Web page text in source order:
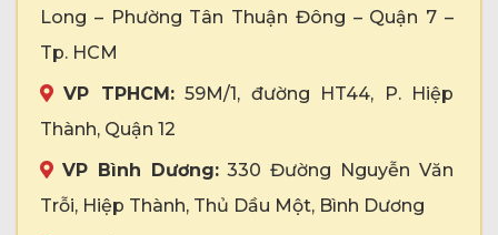
Long – Phường Tân Thuận Đông – Quận 7 –
Tp. HCM
VP TPHCM:59M/1, đường HT44, P. Hiệp
Thành, Quận 12
VP Bình Dương:330 Đường Nguyễn Văn
Trỗi, Hiệp Thành, Thủ Dầu Một, Bình Dương